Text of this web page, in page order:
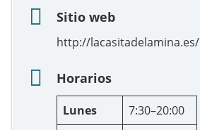
Sitio web
http://lacasitadelamina.es/
Horarios
Lunes
7:30–20:00